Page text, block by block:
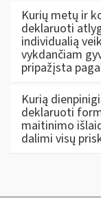
Kurių metų ir
deklaruoti
individualią
vykdančiam
pripažįsta
Kurią
deklaruoti
maitinimo
dalimi visų